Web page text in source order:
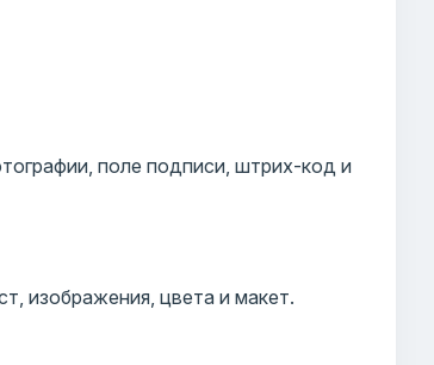
поле подписи, штрих-код и
изображения, цвета и макет.